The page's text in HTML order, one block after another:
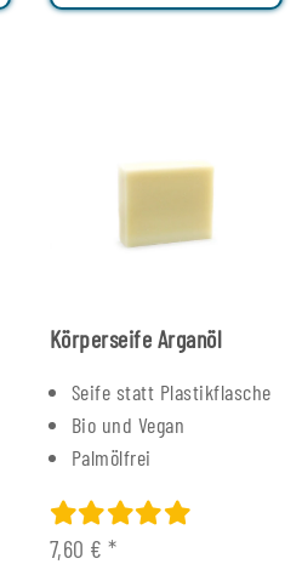
Körperseife Arganöl
Seife statt Plastikflasche
Bio und Vegan
Palmölfrei
7,60 €*